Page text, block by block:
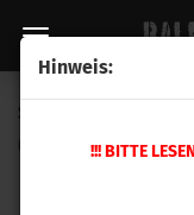
Hinweis:
!!! BITTE
Sierra .257 BlitzKing
1605)